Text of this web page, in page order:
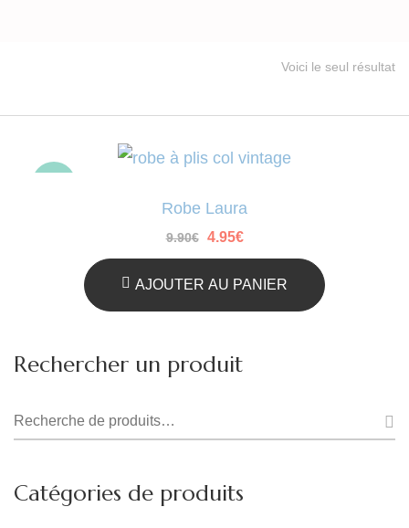
Voici le seul résultat
Robe Laura
9.90€ Le
était :
9.90€.
4.95€Le
est :
4.95€.
AJOUTER AU PANIER
Rechercher un produit
Recherche
Catégories de produits